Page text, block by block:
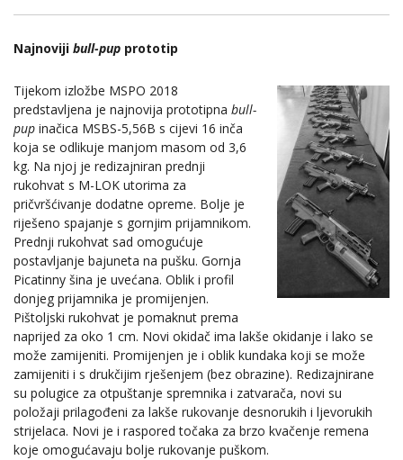
Najnoviji bull-pup prototip
Tijekom izložbe MSPO 2018
predstavljena je najnovija prototipna bull-
pup inačica MSBS-5,56B s cijevi 16 inča
koja se odlikuje manjom masom od 3,6
kg. Na njoj je redizajniran prednji
rukohvat s M-LOK utorima za
pričvršćivanje dodatne opreme. Bolje je
riješeno spajanje s gornjim prijamnikom.
Prednji rukohvat sad omogućuje
postavljanje bajuneta na pušku. Gornja
Picatinny šina je uvećana. Oblik i profil
donjeg prijamnika je promijenjen.
Pištoljski rukohvat je pomaknut prema
naprijed za oko 1 cm. Novi okidač ima lakše okidanje i lako se
može zamijeniti. Promijenjen je i oblik kundaka koji se može
zamijeniti i s drukčijim rješenjem (bez obrazine). Redizajnirane
su polugice za otpuštanje spremnika i zatvarača, novi su
položaji prilagođeni za lakše rukovanje desnorukih i ljevorukih
strijelaca. Novi je i raspored točaka za brzo kvačenje remena
koje omogućavaju bolje rukovanje puškom.